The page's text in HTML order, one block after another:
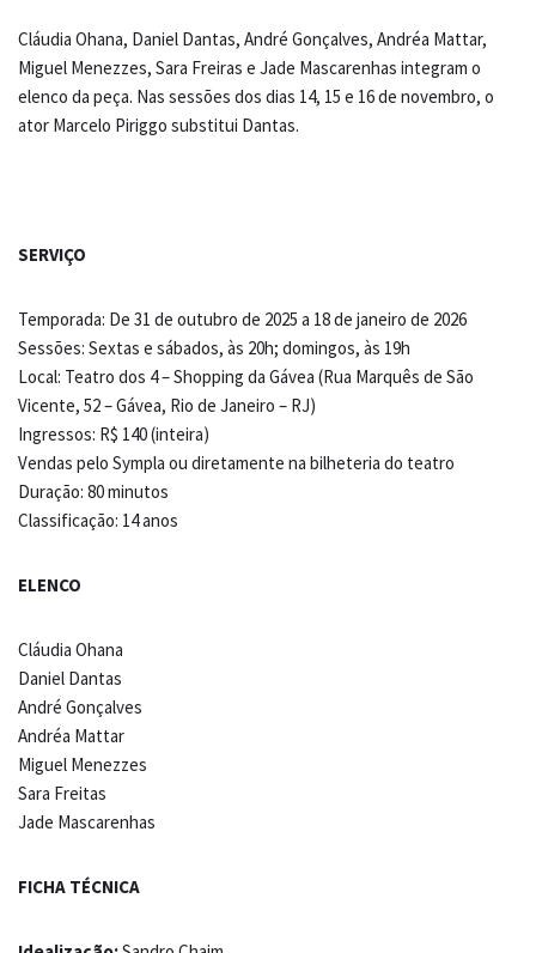
Cláudia Ohana, Daniel Dantas, André Gonçalves, Andréa Mattar,
Miguel Menezzes, Sara Freiras e Jade Mascarenhas integram o
elenco da peça. Nas sessões dos dias 14, 15 e 16 de novembro, o
ator Marcelo Piriggo substitui Dantas.
SERVIÇO
Temporada: De 31 de outubro de 2025 a 18 de janeiro de 2026
Sessões: Sextas e sábados, às 20h; domingos, às 19h
Local: Teatro dos 4 – Shopping da Gávea (Rua Marquês de São
Vicente, 52 – Gávea, Rio de Janeiro – RJ)
Ingressos: R$ 140 (inteira)
Vendas pelo Sympla ou diretamente na bilheteria do teatro
Duração: 80 minutos
Classificação: 14 anos
ELENCO
Cláudia Ohana
Daniel Dantas
André Gonçalves
Andréa Mattar
Miguel Menezzes
Sara Freitas
Jade Mascarenhas
FICHA TÉCNICA